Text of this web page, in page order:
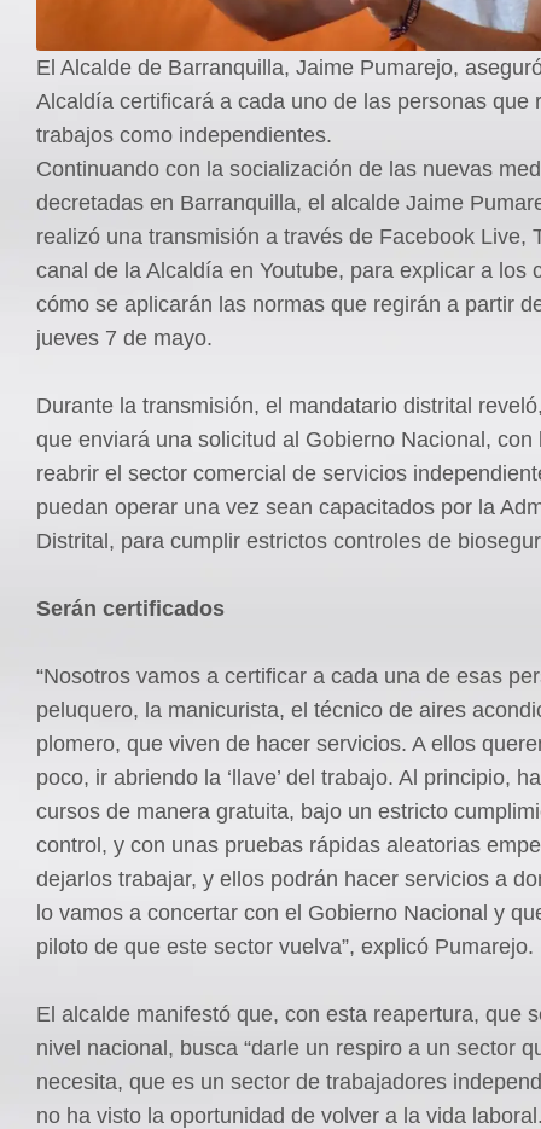
El Alcalde de Barranquilla, Jaime Pumarejo,
Alcaldía certificará a cada uno de las personas que
trabajos como independientes.
Continuando con la socialización de las nuevas
decretadas en Barranquilla, el alcalde Jaime
realizó una transmisión a través de Facebook Live,
canal de la Alcaldía en Youtube, para explicar a los
cómo se aplicarán las normas que regirán a partir
jueves 7 de mayo.
Durante la transmisión, el mandatario distrital
que enviará una solicitud al Gobierno Nacional, con
reabrir el sector comercial de servicios
puedan operar una vez sean capacitados por la
Distrital, para cumplir estrictos controles de
Serán certificados
“Nosotros vamos a certificar a cada una de esas
peluquero, la manicurista, el técnico de aires
plomero, que viven de hacer servicios. A ellos
poco, ir abriendo la ‘llave’ del trabajo. Al principio,
cursos de manera gratuita, bajo un estricto
control, y con unas pruebas rápidas aleatorias
dejarlos trabajar, y ellos podrán hacer servicios a
lo vamos a concertar con el Gobierno Nacional y
piloto de que este sector vuelva”, explicó Pumarejo.
El alcalde manifestó que, con esta reapertura, que
nivel nacional, busca “darle un respiro a un sector
necesita, que es un sector de trabajadores
no ha visto la oportunidad de volver a la vida